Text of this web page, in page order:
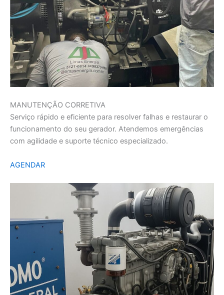
MANUTENÇÃO CORRETIVA
Serviço rápido e eficiente para resolver falhas e restaurar o
funcionamento do seu gerador. Atendemos emergências
com agilidade e suporte técnico especializado.
AGENDAR